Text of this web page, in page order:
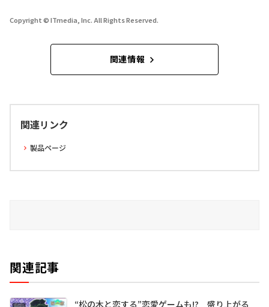
Copyright © ITmedia, Inc. All Rights Reserved.
関連情報
関連リンク
製品ページ
関連記事
“松の木と恋する”恋愛ゲームも!? 盛り上がる